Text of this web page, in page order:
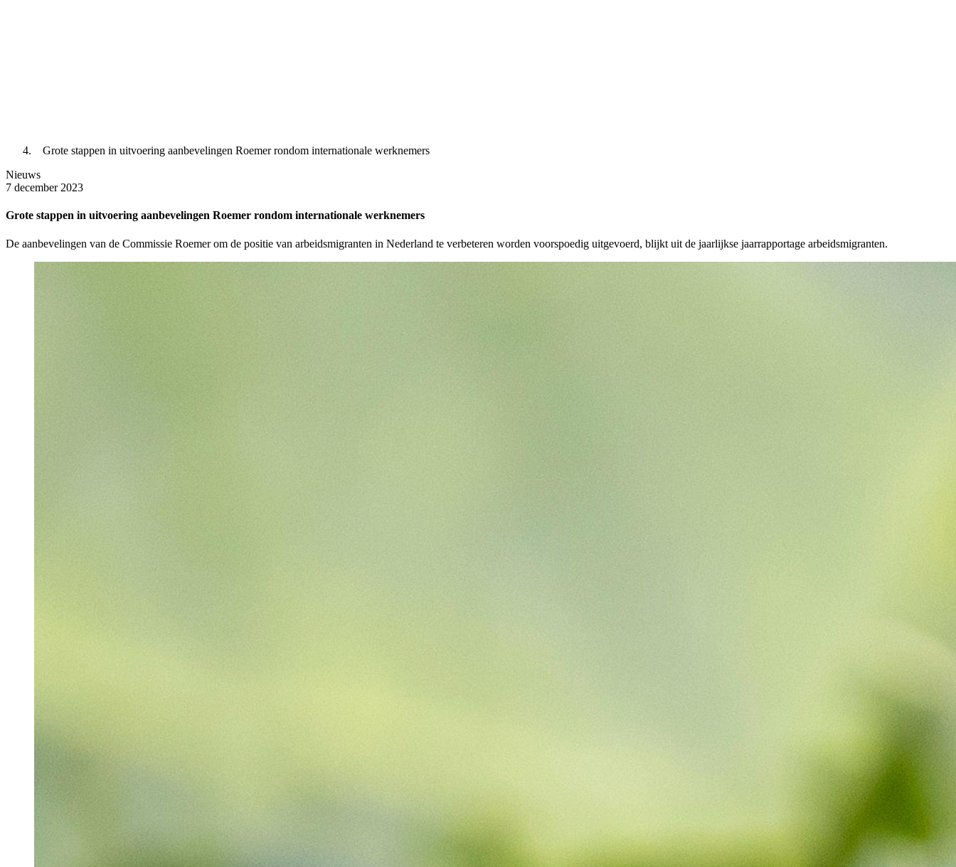
Grote stappen in uitvoering aanbevelingen Roemer rondom internationale werknemers
Nieuws
7 december 2023
Grote stappen in uitvoering aanbevelingen Roemer rondom internationale werknemers
De aanbevelingen van de Commissie Roemer om de positie van arbeidsmigranten in Nederland te verbeteren worden voorspoedig uitgevoerd, blijkt uit de jaarlijkse jaarrapportage arbeidsmigranten.